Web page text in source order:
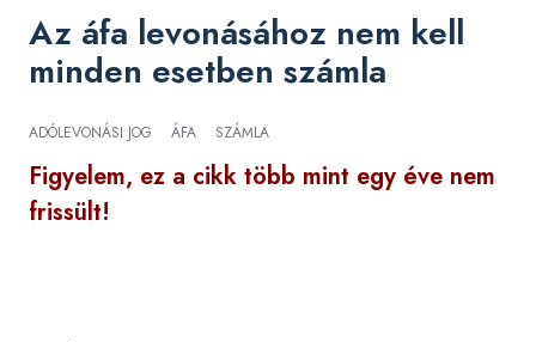
Az áfa levonásához nem kell
minden esetben számla
ADÓLEVONÁSI JOG ÁFA SZÁMLA
Figyelem, ez a cikk több mint egy éve nem
frissült!